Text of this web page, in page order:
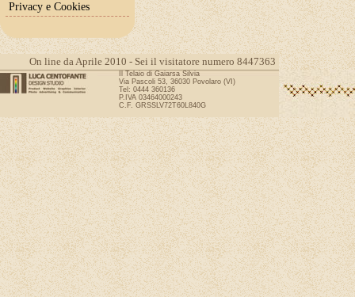
Privacy e Cookies
On line da Aprile 2010 - Sei il visitatore numero 8447363
Il Telaio di Gaiarsa Silvia
Via Pascoli 53, 36030 Povolaro (VI)
Tel: 0444 360136
P.IVA 03464000243
C.F. GRSSLV72T60L840G